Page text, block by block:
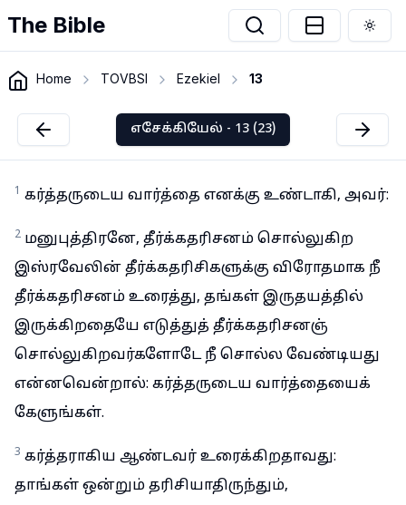
The Bible
Home TOVBSI Ezekiel 13
எசேக்கியேல் - 13 (23)
1 கர்த்தருடைய வார்த்தை எனக்கு உண்டாகி, அவர்:
2 மனுபுத்திரனே, தீர்க்கதரிசனம் சொல்லுகிற
இஸ்ரவேலின் தீர்க்கதரிசிகளுக்கு விரோதமாக நீ
தீர்க்கதரிசனம் உரைத்து, தங்கள் இருதயத்தில்
இருக்கிறதையே எடுத்துத் தீர்க்கதரிசனஞ்
சொல்லுகிறவர்களோடே நீ சொல்ல வேண்டியது
என்னவென்றால்: கர்த்தருடைய வார்த்தையைக்
கேளுங்கள்.
3 கர்த்தராகிய ஆண்டவர் உரைக்கிறதாவது:
தாங்கள் ஒன்றும் தரிசியாதிருந்தும்,